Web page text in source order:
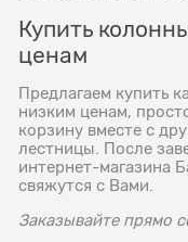
Купить
ценам
Предлагаем купить
низким ценам,
корзину вместе с
лестницы. После
интернет-магазина
свяжутся с Вами.
Заказывайте прямо